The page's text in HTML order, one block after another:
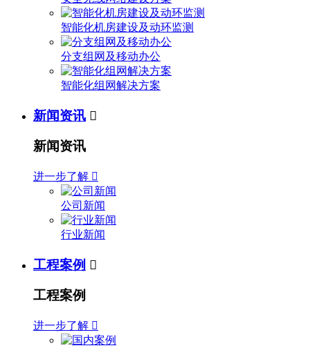
智能化机房建设及动环监测
分支组网及移动办公
智能化组网解决方案
新闻资讯 
新闻资讯
进一步了解 
公司新闻
行业新闻
工程案例 
工程案例
进一步了解 